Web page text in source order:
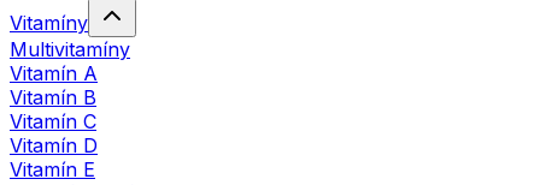
Vitamíny
Multivitamíny
Vitamín A
Vitamín B
Vitamín C
Vitamín D
Vitamín E